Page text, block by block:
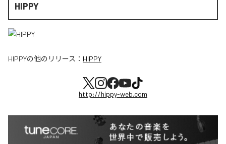
HIPPY
HIPPYの他のリリース： HIPPY
http://hippy-web.com